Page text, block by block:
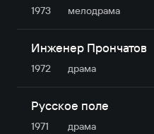
1973 мелодрама
Инженер Прончатов
1972 драма
Русское поле
1971 драма